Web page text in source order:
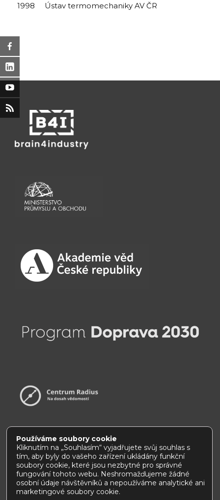
1998 Ústav termomechaniky AV ČR
Prohlášení o přístupnosti |Jak používat tento web
Používáme soubory cookie
Kliknutím na „Souhlasím“ vyjadřujete svůj souhlas s
tím, aby byly do vašeho zařízení ukládány funkční
soubory cookie, které jsou nezbytné pro správné
fungování tohoto webu. Neshromažďujeme žádné
osobní údaje návštěvníků a nepoužíváme analytické ani
marketingové soubory cookie.